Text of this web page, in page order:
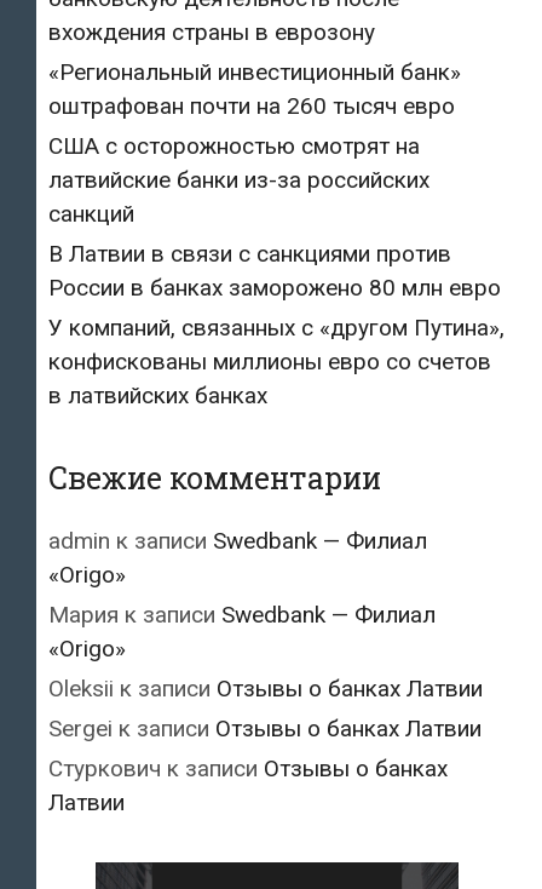
вхождения страны в еврозону
«Региональный инвестиционный банк»
оштрафован почти на 260 тысяч евро
США с осторожностью смотрят на
латвийские банки из-за российских
санкций
В Латвии в связи с санкциями против
России в банках заморожено 80 млн евро
У компаний, связанных с «другом Путина»,
конфискованы миллионы евро со счетов
в латвийских банках
Свежие комментарии
admin к записи Swedbank — Филиал
«Origo»
Мария к записи Swedbank — Филиал
«Origo»
Oleksii к записи Отзывы о банках Латвии
Sergei к записи Отзывы о банках Латвии
Стуркович к записи Отзывы о банках
Латвии